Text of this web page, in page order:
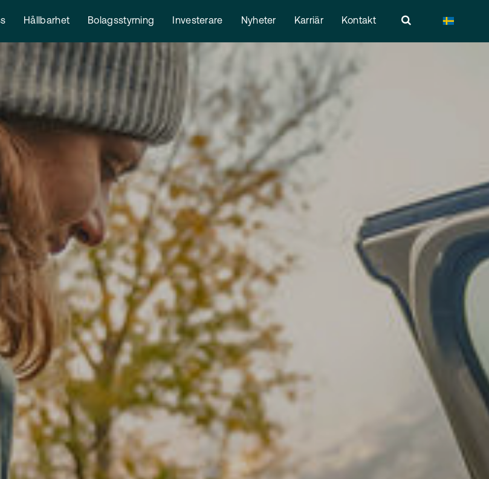
Hållbarhet Bolagsstyrning Investerare Nyheter Karriär Kontakt